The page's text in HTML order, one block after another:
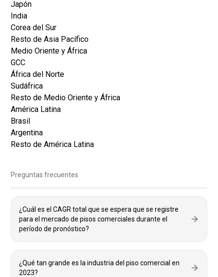
Japón
India
Corea del Sur
Resto de Asia Pacífico
Medio Oriente y África
GCC
África del Norte
Sudáfrica
Resto de Medio Oriente y África
América Latina
Brasil
Argentina
Resto de América Latina
Preguntas frecuentes
¿Cuál es el CAGR total que se espera que se registre
para el mercado de pisos comerciales durante el
período de pronóstico?
¿Qué tan grande es la industria del piso comercial en
2023?